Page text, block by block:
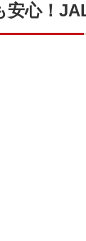
心！